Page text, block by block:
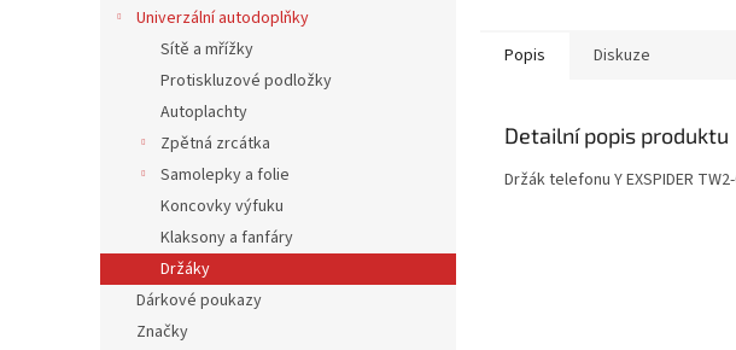
Univerzální autodoplňky
Sítě a mřížky
Protiskluzové podložky
Autoplachty
Zpětná zrcátka
Samolepky a folie
Koncovky výfuku
Klaksony a fanfáry
Držáky
Dárkové poukazy
Značky
Popis Diskuze
Detailní popis produktu
Držák telefonu Y EXSPIDER